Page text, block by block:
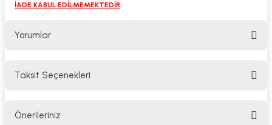
İADE KABUL EDİLMEMEKTEDİR.
Yorumlar
Taksit Seçenekleri
Önerileriniz